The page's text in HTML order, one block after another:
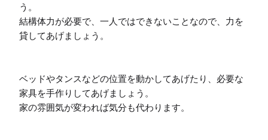
う。
結構体力が必要で、一人ではできないことなので、力を
貸してあげましょう。
ベッドやタンスなどの位置を動かしてあげたり、必要な
家具を手作りしてあげましょう。
家の雰囲気が変われば気分も代わります。